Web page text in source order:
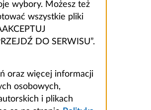
wybory. Możesz też
wszystkie pliki
DO SERWISU”.
oraz więcej informacji
osobowych,
i plikach